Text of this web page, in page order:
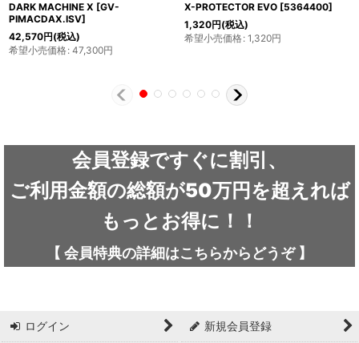
DARK MACHINE X [GV-
PIMACDAX.ISV]
42,570円(税込)
希望小売価格: 47,300円
X-PROTECTOR EVO [5364400]
1,320円(税込)
希望小売価格: 1,320円
会員登録ですぐに割引、
ご利用金額の総額が50万円を超えれば
もっとお得に！！
【 会員特典の詳細はこちらから どうぞ】
ログイン 新規会員登録